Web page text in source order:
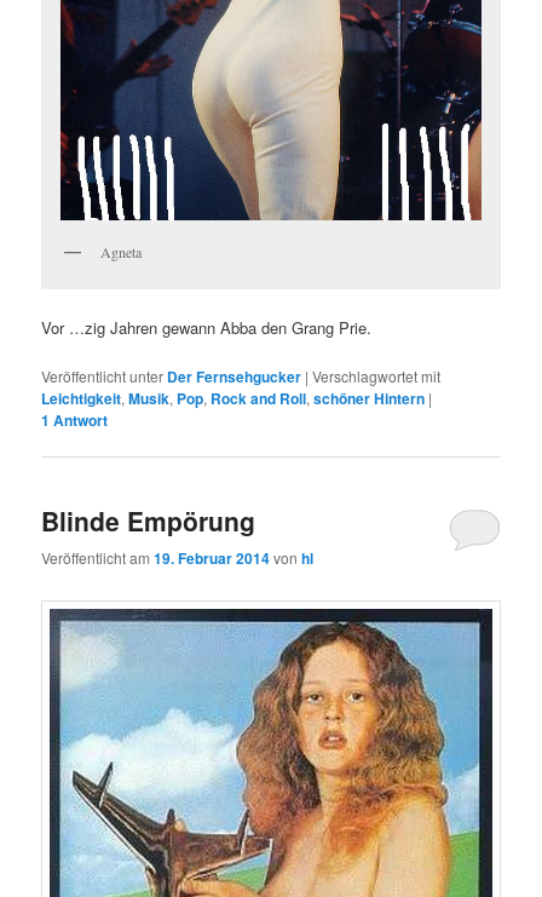
Agneta
Vor …zig Jahren gewann Abba den Grang Prie.
Veröffentlicht unter Der Fernsehgucker |Verschlagwortet mit
Leichtigkeit,Musik, Pop, Rock and Roll,schöner Hintern |
1 Antwort
Blinde Empörung
Veröffentlicht am19. Februar 2014vonhl